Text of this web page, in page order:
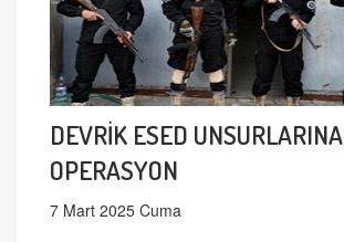
DEVRİK ESED UNSURLARINA
OPERASYON
7 Mart 2025 Cuma